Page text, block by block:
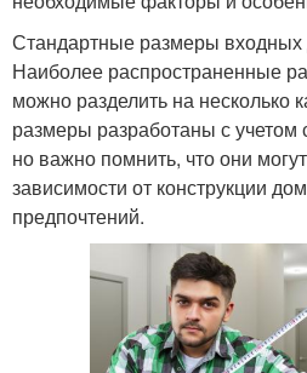
Стандартные размеры входных
Наиболее распространенные
можно разделить на несколько
размеры разработаны с учетом
но важно помнить, что они
зависимости от конструкции
предпочтений.